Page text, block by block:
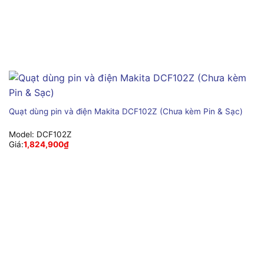
Quạt dùng pin và điện Makita DCF102Z (Chưa kèm Pin & Sạc)
Model: DCF102Z
Giá:1,824,900₫